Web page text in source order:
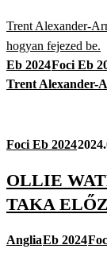
Trent Alexander-
hogyan fejezed be.
Eb 2024Foci Eb
Trent Alexander-
Foci Eb 2024
OLLIE
TAKA
AngliaEb 2024